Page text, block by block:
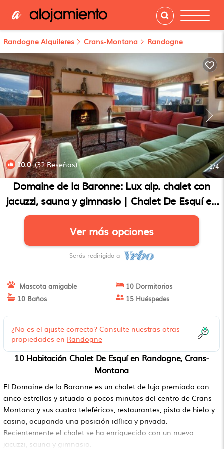
Randogne Alquileres Crans-Montana Randogne
10.0(32 Reseñas) 1/4
Domaine de la Baronne: Lux alp. chalet con
jacuzzi, sauna y gimnasio | Chalet De Esquí en
Crans-Montana
Ver más opciones
Serás redirigido a
Mascota amigable
10 Dormitorios
10 Baños
15 Huéspedes
¿No es el ajuste correcto? Consulte nuestras otras
propiedades en Randogne
10 Habitación Chalet De Esquí en Randogne, Crans-
Montana
El Domaine de la Baronne es un chalet de lujo premiado con
cinco estrellas y situado a pocos minutos del centro de Crans-
Montana y sus cuatro teleféricos, restaurantes, pista de hielo y
casino, ocupando una posición idílica y privada.
Recientemente el chalet se ha enriquecido con un nuevo
jacuzzi, sauna y gimnasio.